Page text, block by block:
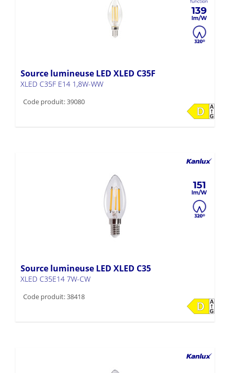
139
Source lumineuse LED XLED C35F
XLED C35F E14 1,8W-WW
Code produit: 39080
151
Source lumineuse LED XLED C35
XLED C35E14 7W-CW
Code produit: 38418